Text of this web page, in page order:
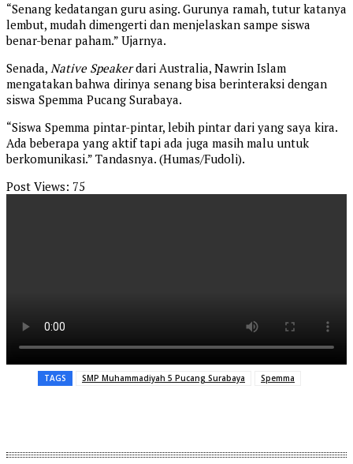
“Senang kedatangan guru asing. Gurunya ramah, tutur katanya
lembut, mudah dimengerti dan menjelaskan sampe siswa
benar-benar paham.” Ujarnya.
Senada, Native Speakerdari Australia, Nawrin Islam
mengatakan bahwa dirinya senang bisa berinteraksi dengan
siswa Spemma Pucang Surabaya.
“Siswa Spemma pintar-pintar, lebih pintar dari yang saya kira.
Ada beberapa yang aktif tapi ada juga masih malu untuk
berkomunikasi.” Tandasnya. (Humas/Fudoli).
Post Views: 75
TAGS SMP Muhammadiyah 5 Pucang Surabaya Spemma